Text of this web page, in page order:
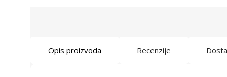
Opis proizvoda Recenzije